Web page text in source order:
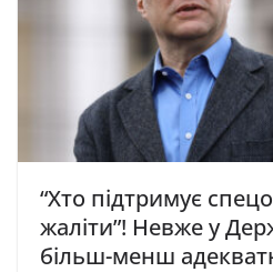
“Хто підтримує
жаліти”! Невже у
більш-менш